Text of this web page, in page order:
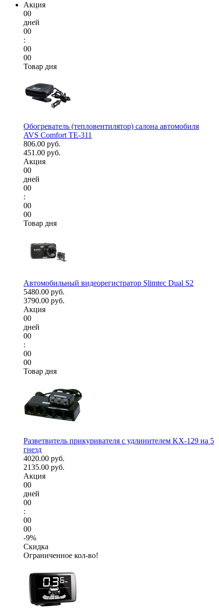
Акция
00
дней
00
:
00
00
Товар дня
Обогреватель (тепловентилятор) салона автомобиля
AVS Comfort TE-311
806.00 руб.
451.00 руб.
Акция
00
дней
00
:
00
00
Товар дня
Автомобильный видеорегистратор Slimtec Dual S2
5480.00 руб.
3790.00 руб.
Акция
00
дней
00
:
00
00
Товар дня
Разветвитель прикуривателя с удлинителем KX-129 на 5
гнезд
4020.00 руб.
2135.00 руб.
Акция
00
дней
00
:
00
00
-9%
Скидка
Ограниченное кол-во!